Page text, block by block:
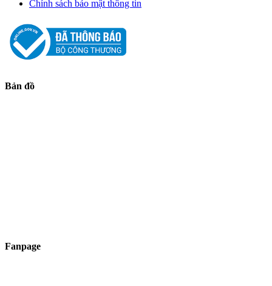
Chính sách bảo mật thông tin
Bản đồ
Fanpage